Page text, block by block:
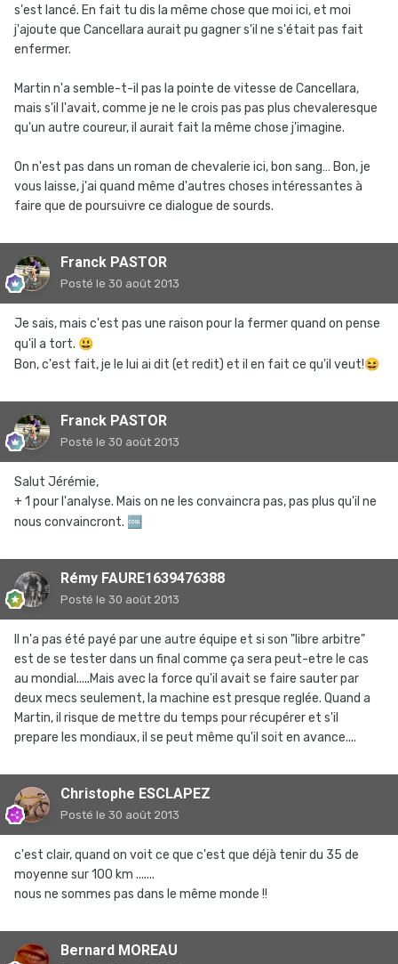
s'est lancé. En fait tu dis la même chose que moi ici, et moi
j'ajoute que Cancellara aurait pu gagner s'il ne s'était pas fait
enfermer.
Martin n'a semble-t-il pas la pointe de vitesse de Cancellara,
mais s'il l'avait, comme je ne le crois pas pas plus chevaleresque
qu'un autre coureur, il aurait fait la même chose j'imagine.
On n'est pas dans un roman de chevalerie ici, bon sang… Bon, je
vous laisse, j'ai quand même d'autres choses intéressantes à
faire que de poursuivre ce dialogue de sourds.
Franck PASTOR
Posté le 30 août 2013
Je sais, mais c'est pas une raison pour la fermer quand on pense
qu'il a tort. 😃
Bon, c'est fait, je le lui ai dit (et redit) et il en fait ce qu'il veut!😆
Franck PASTOR
Posté le 30 août 2013
Salut Jérémie,
+ 1 pour l'analyse. Mais on ne les convaincra pas, pas plus qu'il ne
nous convaincront. 🆒
Rémy FAURE1639476388
Posté le 30 août 2013
Il n'a pas été payé par une autre équipe et si son "libre arbitre"
est de se tester dans un final comme ça sera peut-etre le cas
au mondial.....Mais avec la force qu'il avait se faire sauter par
deux mecs seulement, la machine est presque reglée. Quand a
Martin, il risque de mettre du temps pour récupérer et s'il
prepare les mondiaux, il se peut même qu'il soit en avance....
Christophe ESCLAPEZ
Posté le 30 août 2013
c'est clair, quand on voit ce que c'est que déjà tenir du 35 de
moyenne sur 100 km .......
nous ne sommes pas dans le même monde !!
Bernard MOREAU